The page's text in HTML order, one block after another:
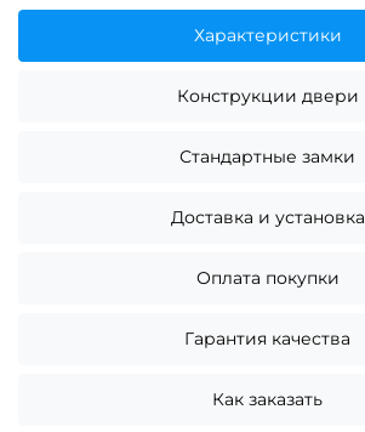
Характеристики
Конструкции двери
Стандартные замки
Доставка и установка
Оплата покупки
Гарантия качества
Как заказать